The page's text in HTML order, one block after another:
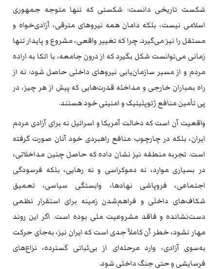
شکست تاریخی دانست؛ شکستی که تنها متوجه جمهوری
اسلامی نیست، بلکه دامان همه نیروهای مترقی، آزادی‌خواه و
مستقل را نیز می‌گیرد. چرا که تغییر واقعی، مشروع و پایدار تنها
زمانی می‌توانست شکل بگیرد که از درون جامعه، با اتکا به اراده
مردم و از مسیر سازمان‌یابی نیروهای داخلی حاصل شود؛ نه از
راه بمباران خارجی و مداخله قدرت‌هایی که پیش از هر چیز، در
پی تأمین منافع ژئوپلیتیک و امنیتی خود هستند.
واقعیت آن است که دخالت آمریکا و اسرائیل نه برای آزادی مردم
ایران، بلکه در چارچوب منافع راهبردی خود آنان صورت گرفته
است. تجربه منطقه نیز نشان داده که حاصل چنین مداخلاتی،
در بسیاری موارد، نه دموکراسی و نه رهایی، بلکه فرسودگی
اجتماعی، فروپاشی نهادها، وابستگی سیاسی، تعمیق
شکاف‌های داخلی و فراهم‌شدن زمینه برای استقرار نظمی
دست‌نشانده و فاقد مشروعیت ملی بوده است. اگر این روند
مهار نشود، خطر آن کاملاً جدی است که ایران نیز، به‌جای حرکت
به‌سوی آزادی، وارد مرحله‌ای از بی‌ثباتی گسترده، نزاع‌های
فرسایشی و حتی جنگ داخلی شود.